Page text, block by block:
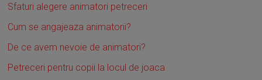
Sfaturi alegere animatori petreceri
Cum se angajeaza animatorii?
De ce avem nevoie de animatori?
Petreceri pentru copii la locul de joaca